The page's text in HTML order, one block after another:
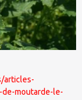
articles-
moutarde-le-